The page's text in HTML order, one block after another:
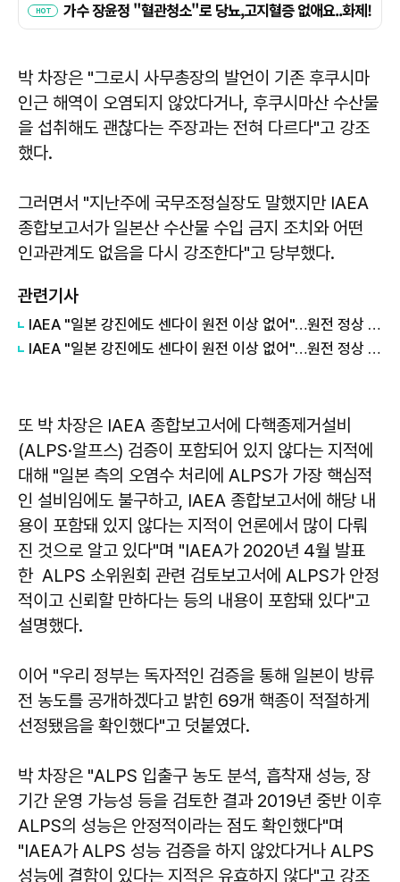
박 차장은 "그로시 사무총장의 발언이 기존 후쿠시마
인근 해역이 오염되지 않았다거나, 후쿠시마산 수산물
을 섭취해도 괜찮다는 주장과는 전혀 다르다"고 강조
했다.
그러면서 "지난주에 국무조정실장도 말했지만 IAEA
종합보고서가 일본산 수산물 수입 금지 조치와 어떤
인과관계도 없음을 다시 강조한다"고 당부했다.
관련기사
IAEA "일본 강진에도 센다이 원전 이상 없어"…원전 정상 가동 外
IAEA "일본 강진에도 센다이 원전 이상 없어"…원전 정상 가동
또 박 차장은 IAEA 종합보고서에 다핵종제거설비
(ALPS·알프스) 검증이 포함되어 있지 않다는 지적에
대해 "일본 측의 오염수 처리에 ALPS가 가장 핵심적
인 설비임에도 불구하고, IAEA 종합보고서에 해당 내
용이 포함돼 있지 않다는 지적이 언론에서 많이 다뤄
진 것으로 알고 있다"며 "IAEA가 2020년 4월 발표
한 ALPS 소위원회 관련 검토보고서에 ALPS가 안정
적이고 신뢰할 만하다는 등의 내용이 포함돼 있다"고
설명했다.
이어 "우리 정부는 독자적인 검증을 통해 일본이 방류
전 농도를 공개하겠다고 밝힌 69개 핵종이 적절하게
선정됐음을 확인했다"고 덧붙였다.
박 차장은 "ALPS 입출구 농도 분석, 흡착재 성능, 장
기간 운영 가능성 등을 검토한 결과 2019년 중반 이후
ALPS의 성능은 안정적이라는 점도 확인했다"며
"IAEA가 ALPS 성능 검증을 하지 않았다거나 ALPS
성능에 결함이 있다는 지적은 유효하지 않다"고 강조